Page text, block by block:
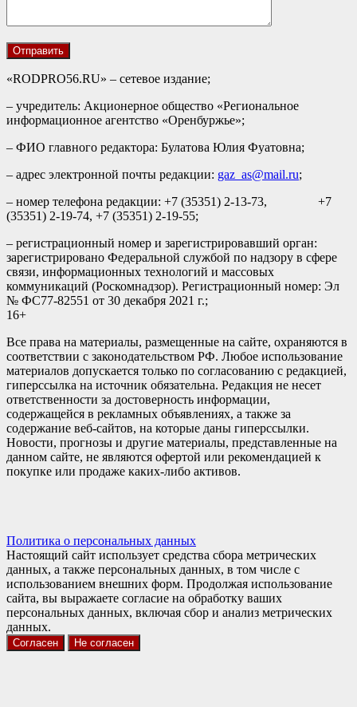
«RODPRO56.RU» – сетевое издание;
– учредитель: Акционерное общество «Региональное
информационное агентство «Оренбуржье»;
– ФИО главного редактора: Булатова Юлия Фуатовна;
– адрес электронной почты редакции: gaz_as@mail.ru;
– номер телефона редакции: +7 (35351) 2-13-73, +7
(35351) 2-19-74, +7 (35351) 2-19-55;
– регистрационный номер и зарегистрировавший орган:
зарегистрировано Федеральной службой по надзору в сфере
связи, информационных технологий и массовых
коммуникаций (Роскомнадзор). Регистрационный номер: Эл
№ ФС77-82551 от 30 декабря 2021 г.;
16+
Все права на материалы, размещенные на сайте, охраняются в
соответствии с законодательством РФ. Любое использование
материалов допускается только по согласованию с редакцией,
гиперссылка на источник обязательна. Редакция не несет
ответственности за достоверность информации,
содержащейся в рекламных объявлениях, а также за
содержание веб-сайтов, на которые даны гиперссылки.
Новости, прогнозы и другие материалы, представленные на
данном сайте, не являются офертой или рекомендацией к
покупке или продаже каких-либо активов.
Политика о персональных данных
Настоящий сайт использует средства сбора метрических
данных, а также персональных данных, в том числе с
использованием внешних форм. Продолжая использование
сайта, вы выражаете согласие на обработку ваших
персональных данных, включая сбор и анализ метрических
данных.
Согласен Не согласен